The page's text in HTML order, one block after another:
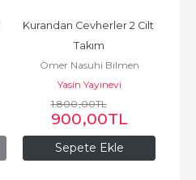
Sepete Ekle
Kurandan Cevherler 2 Cilt
Takım
Ömer Nasuhi Bilmen
Yasin Yayınevi
1.800,00TL
900,00TL